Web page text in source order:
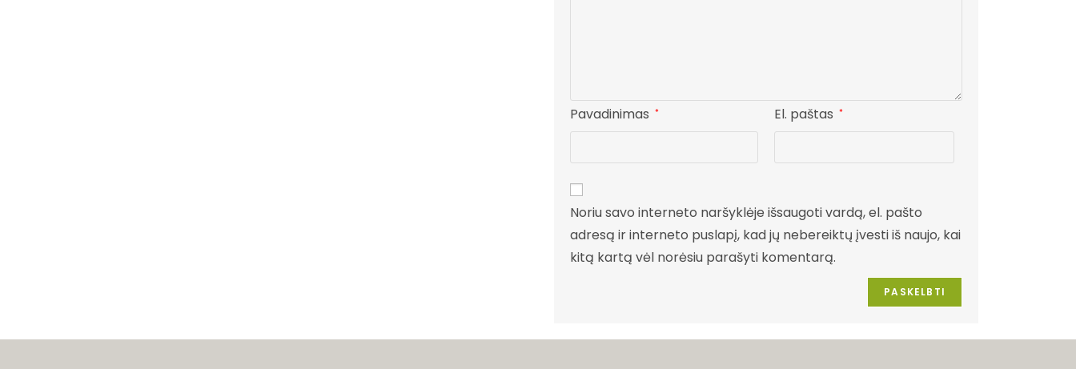
Pavadinimas * El. paštas *
Noriu savo interneto naršyklėje išsaugoti vardą, el. pašto
adresą ir interneto puslapį, kad jų nebereiktų įvesti iš naujo, kai
kitą kartą vėl norėsiu parašyti komentarą.